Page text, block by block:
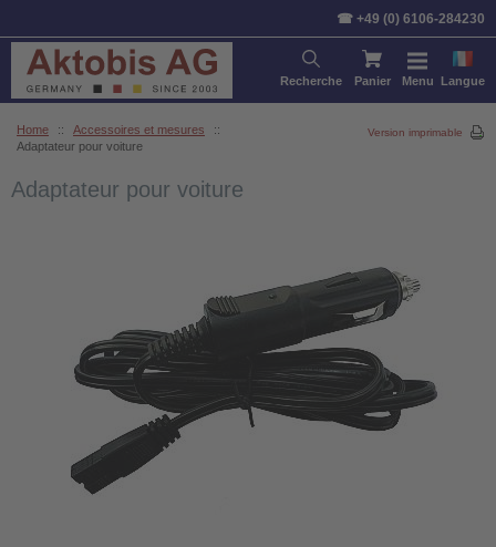
☎ +49 (0) 6106-284230
Recherche Panier Menu Langue
Home :: Accessoires et mesures
::
Adaptateur pour voiture
Version imprimable
Adaptateur pour voiture